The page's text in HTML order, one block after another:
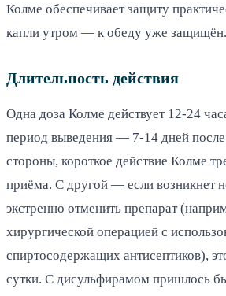
Колме обеспечивает защиту
капли утром — к обеду уже защищён.
Длительность действия
Одна доза Колме действует 12-24
период выведения — 7-14 дней
стороны, короткое действие Колме
приёма. С другой — если возникнет
экстренно отменить препарат
хирургической операцией с
спиртосодержащих антисептиков),
сутки. С дисульфирамом пришлось